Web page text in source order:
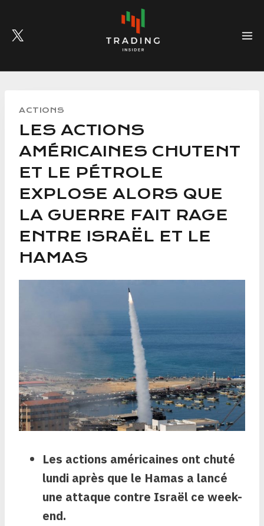
content
ACTIONS
LES ACTIONS
AMÉRICAINES CHUTENT
ET LE PÉTROLE
EXPLOSE ALORS QUE
LA GUERRE FAIT RAGE
ENTRE ISRAËL ET LE
HAMAS
Les actions américaines ont chuté
lundi après que le Hamas a lancé
une attaque contre Israël ce week-
end.